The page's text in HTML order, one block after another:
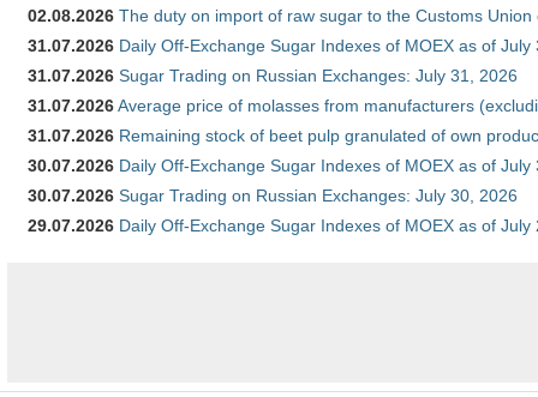
02.08.2026 The duty on import of raw sugar to the Customs
31.07.2026 Daily Off-Exchange Sugar Indexes of MOEX as of July
31.07.2026 Sugar Trading on Russian Exchanges: July 31, 2026
31.07.2026Average price of molasses from manufacturers
31.07.2026 Remaining stock of beet pulp granulated of own
30.07.2026 Daily Off-Exchange Sugar Indexes of MOEX as of July
30.07.2026 Sugar Trading on Russian Exchanges: July 30, 2026
29.07.2026 Daily Off-Exchange Sugar Indexes of MOEX as of July